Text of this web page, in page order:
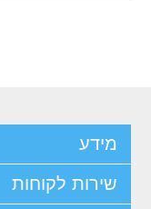
מידע
שירות לקוחות